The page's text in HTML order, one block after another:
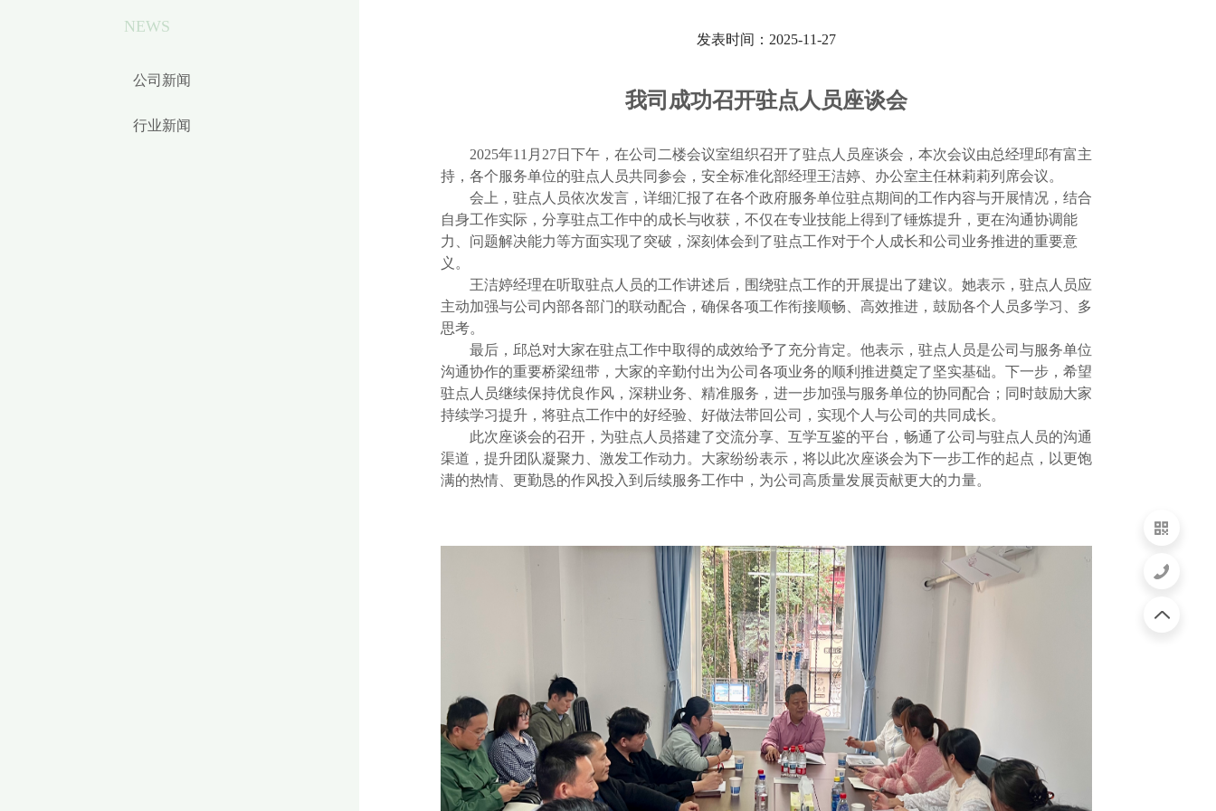
NEWS
公司新闻
行业新闻
发表时间：2025-11-27
我司成功召开驻点人员座谈会
2025年11月27日下午，在公司二楼会议室组织召开了驻点人员座谈会，本次会议由总经理邱有富主
持，各个服务单位的驻点人员共同参会，安全标准化部经理王洁婷、办公室主任林莉莉列席会议。
会上，驻点人员依次发言，详细汇报了在各个政府服务单位驻点期间的工作内容与开展情况，结合
自身工作实际，分享驻点工作中的成长与收获，不仅在专业技能上得到了锤炼提升，更在沟通协调能
力、问题解决能力等方面实现了突破，深刻体会到了驻点工作对于个人成长和公司业务推进的重要意
义。
王洁婷经理在听取驻点人员的工作讲述后，围绕驻点工作的开展提出了建议。她表示，驻点人员应
主动加强与公司内部各部门的联动配合，确保各项工作衔接顺畅、高效推进，鼓励各个人员多学习、多
思考。
最后，邱总对大家在驻点工作中取得的成效给予了充分肯定。他表示，驻点人员是公司与服务单位
沟通协作的重要桥梁纽带，大家的辛勤付出为公司各项业务的顺利推进奠定了坚实基础。下一步，希望
驻点人员继续保持优良作风，深耕业务、精准服务，进一步加强与服务单位的协同配合；同时鼓励大家
持续学习提升，将驻点工作中的好经验、好做法带回公司，实现个人与公司的共同成长。
此次座谈会的召开，为驻点人员搭建了交流分享、互学互鉴的平台，畅通了公司与驻点人员的沟通
渠道，提升团队凝聚力、激发工作动力。大家纷纷表示，将以此次座谈会为下一步工作的起点，以更饱
满的热情、更勤恳的作风投入到后续服务工作中，为公司高质量发展贡献更大的力量。